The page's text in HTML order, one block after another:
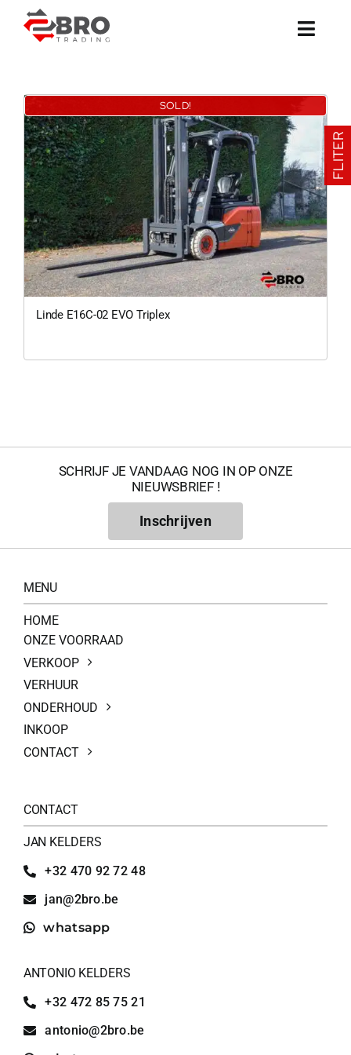
naar
inhoud
SOLD!
Linde E16C-02 EVO Triplex
SCHRIJF JE VANDAAG NOG IN OP ONZE
NIEUWSBRIEF !
Inschrijven
MENU
HOME
ONZE VOORRAAD
VERKOOP
VERHUUR
ONDERHOUD
INKOOP
CONTACT
CONTACT
JAN KELDERS
+32 470 92 72 48
jan@2bro.be
whatsapp
ANTONIO KELDERS
+32 472 85 75 21
antonio@2bro.be
FLITER